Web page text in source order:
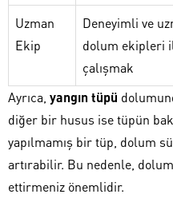
Uzman
Ekip
Deneyimli ve
dolum ekipleri
çalışmak
Ayrıca, yangın tüpü
diğer bir husus ise tüpün
yapılmamış bir tüp, dolum
artırabilir. Bu nedenle,
ettirmeniz önemlidir.